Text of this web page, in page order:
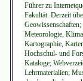
Führer zu
Fakultät. Derzeit
Meteorologie,
Kartographie,
Hochschul- und
Kataloge;
Lehrmaterialien;